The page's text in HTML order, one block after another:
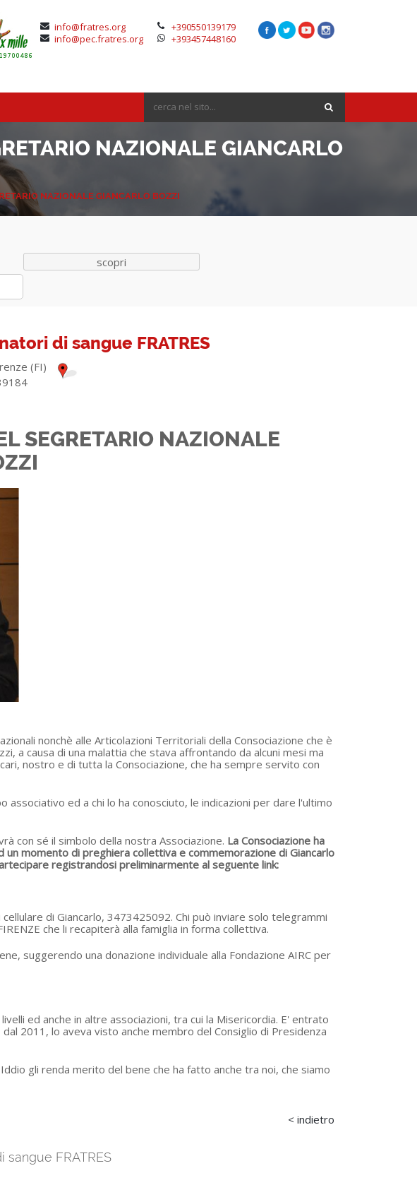
info@fratres.org
info@pec.fratres.org
+390550139179
+393457448160
NAZIONALE GIANCARLO
NAZIONALE GIANCARLO BOZZI
scopri
di sangue FRATRES
(FI)
SEGRETARIO NAZIONALE
nonchè alle Articolazioni Territoriali della Consociazione che è
a causa di una malattia che stava affrontando da alcuni mesi ma
nostro e di tutta la Consociazione, che ha sempre servito con
ed a chi lo ha conosciuto, le indicazioni per dare l'ultimo
con sé il simbolo della nostra Associazione. La Consociazione ha
momento di preghiera collettiva e commemorazione di Giancarlo
registrandosi preliminarmente al seguente link:
di Giancarlo, 3473425092. Chi può inviare solo telegrammi
che li recapiterà alla famiglia in forma collettiva.
suggerendo una donazione individuale alla Fondazione AIRC per
ed anche in altre associazioni, tra cui la Misericordia. E' entrato
2011, lo aveva visto anche membro del Consiglio di Presidenza
gli renda merito del bene che ha fatto anche tra noi, che siamo
< indietro
FRATRES